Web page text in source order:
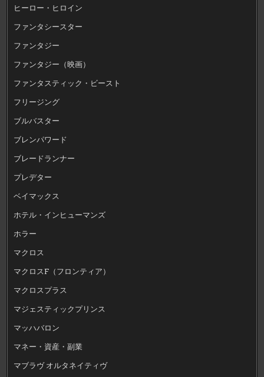
ヒーロー・ヒロイン
ファンタシースター
ファンタジー
ファンタジー（映画）
ファンタスティック・ビースト
フリージング
ブルバスター
ブレンパワード
ブレードランナー
プレデター
ベイマックス
ホテル・インヒューマンズ
ホラー
マクロス
マクロスF（フロンティア）
マクロスプラス
マジェスティックプリンス
マッハバロン
マネー・資産・副業
マブラヴ オルタネイティヴ